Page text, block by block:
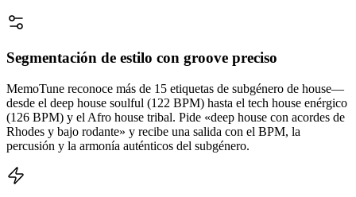
Segmentación de estilo con groove preciso
MemoTune reconoce más de 15 etiquetas de subgénero de house—
desde el deep house soulful (122 BPM) hasta el tech house enérgico
(126 BPM) y el Afro house tribal. Pide «deep house con acordes de
Rhodes y bajo rodante» y recibe una salida con el BPM, la
percusión y la armonía auténticos del subgénero.